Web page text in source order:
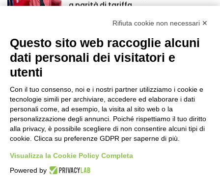
a parità di tariffa
collegamenti verso la collina
11 ore fa
agosto apre la strada al Grande
Ferragosto
11 ore fa
Un nuovo modello di IA stima il volume
dei ghiacciai del pianeta
12 ore fa
Al San Luigi Gonzaga restituita la vista
a un occhio senza più speranze
Rifiuta cookie non necessari ✕
Questo sito web raccoglie alcuni
dati personali dei visitatori e
utenti
Con il tuo consenso, noi e i nostri partner utilizziamo i cookie e
tecnologie simili per archiviare, accedere ed elaborare i dati
personali come, ad esempio, la visita al sito web o la
personalizzazione degli annunci. Poiché rispettiamo il tuo diritto
alla privacy, è possibile scegliere di non consentire alcuni tipi di
cookie. Clicca su preferenze GDPR per saperne di più.
Visualizza la Cookie Policy Completa
Powered by